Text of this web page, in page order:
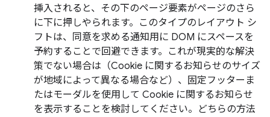
挿入されると、その下のページ要素がページのさら
に下に押しやられます。このタイプのレイアウト シ
フトは、同意を求める通知用に DOM にスペースを
予約することで回避できます。これが現実的な解決
策でない場合は（Cookie に関するお知らせのサイズ
が地域によって異なる場合など）、固定フッターま
たはモーダルを使用して Cookie に関するお知らせ
を表示することを検討してください。どちらの方法